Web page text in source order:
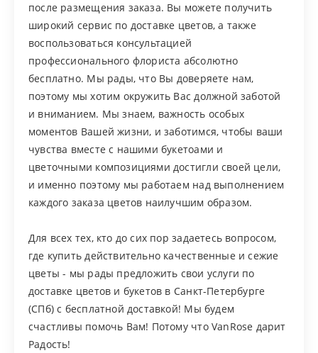
после размещения заказа. Вы можете получить
широкий сервис по доставке цветов, а также
воспользоваться консультацией
профессионального флориста абсолютно
бесплатно. Мы рады, что Вы доверяете нам,
поэтому мы хотим окружить Вас должной заботой
и вниманием. Мы знаем, важность особых
моментов Вашей жизни, и заботимся, чтобы ваши
чувства вместе с нашими букетоами и
цветочными композициями достигли своей цели,
и именно поэтому мы работаем над выполнением
каждого заказа цветов наилучшим образом.
Для всех тех, кто до сих пор задаетесь вопросом,
где купить действительно качественные и сежие
цветы - мы рады предложить свои услуги по
доставке цветов и букетов в Санкт-Петербурге
(СПб) с бесплатной доставкой! Мы будем
счастливы помочь Вам! Потому что VanRose дарит
Радость!